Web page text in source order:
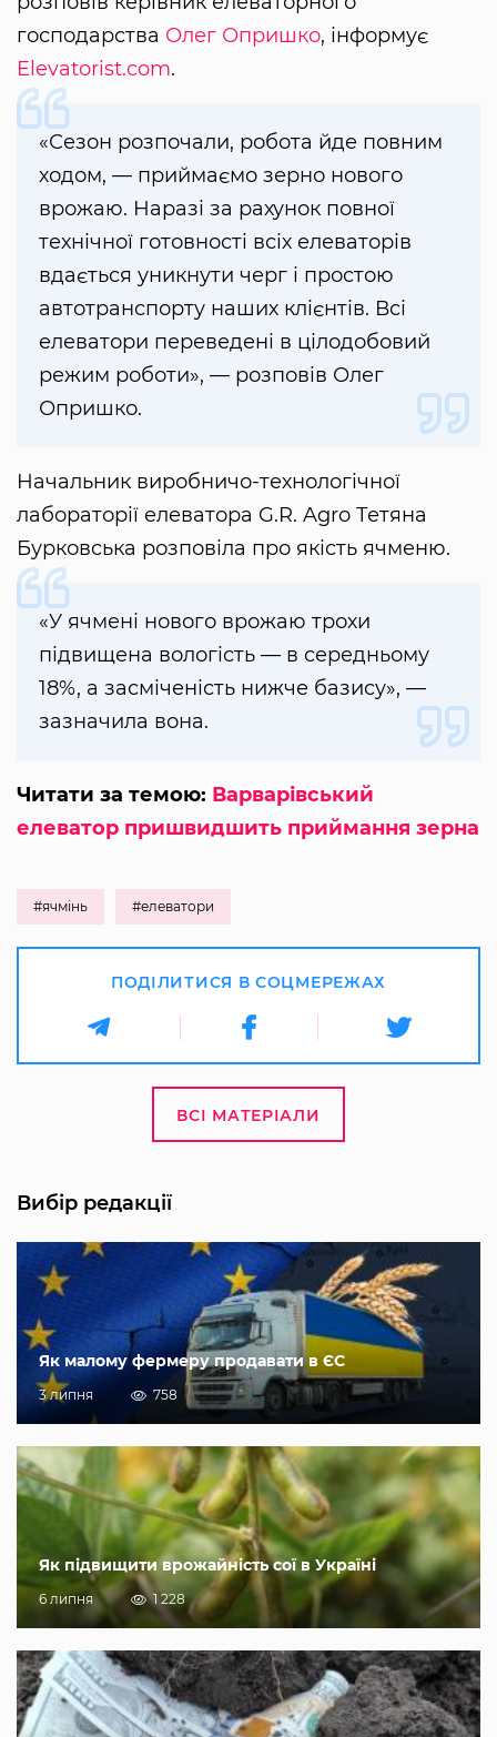
господарства Олег Опришко, інформує
Elevatorist.com.
«Сезон розпочали, робота йде повним
ходом, — приймаємо зерно нового
врожаю. Наразі за рахунок повної
технічної готовності всіх елеваторів
вдається уникнути черг і простою
автотранспорту наших клієнтів. Всі
елеватори переведені в цілодобовий
режим роботи», — розповів Олег
Опришко.
Начальник виробничо-технологічної
лабораторії елеватора G.R. Agro Тетяна
Бурковська розповіла про якість ячменю.
«У ячмені нового врожаю трохи
підвищена вологість — в середньому
18%, а засміченість нижче базису», —
зазначила вона.
Читати за темою: Варварівський
елеватор пришвидшить приймання зерна
#ячмінь #елеватори
ПОДІЛИТИСЯ В СОЦМЕРЕЖАХ
ВСІ МАТЕРІАЛИ
Вибір редакції
Як малому фермеру продавати в ЄС
3 липня 758
Як підвищити врожайність сої в Україні
6 липня 1 228